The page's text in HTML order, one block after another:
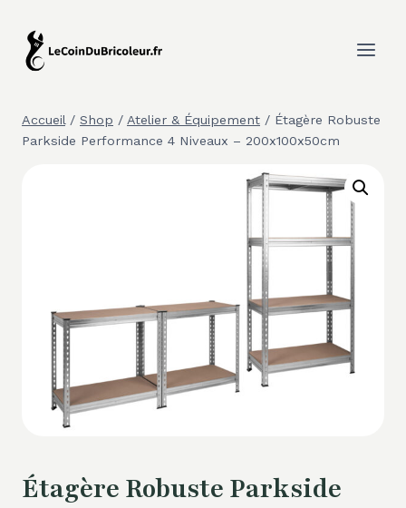
contenu
Accueil / Shop / Atelier & Équipement / Étagère Robuste
Parkside Performance 4 Niveaux – 200x100x50cm
Étagère Robuste Parkside